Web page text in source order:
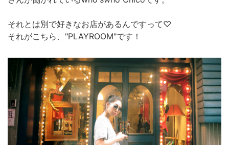
それとは別で好きなお店があるんですって♡
それがこちら、"PLAYROOM"です！